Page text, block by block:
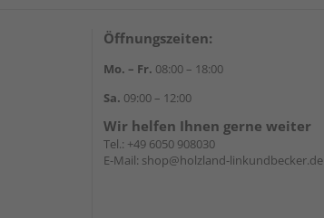
Öffnungszeiten:
Mo. – Fr. 08:00 – 18:00
Sa. 09:00 – 12:00
Wir helfen Ihnen gerne weiter
Tel.: +49 6050 908030
E-Mail: shop@holzland-linkundbecker.de